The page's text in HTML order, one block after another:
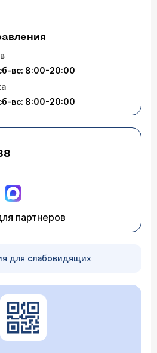
вс: 8:00-20:00
вс: 8:00-20:00
партнеров
для слабовидящих